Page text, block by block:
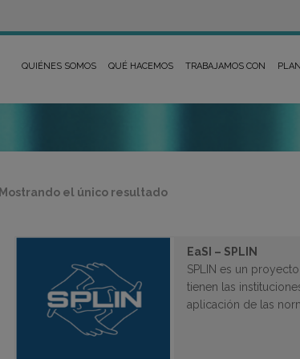
QUIÉNES SOMOS QUÉ HACEMOS TRABAJAMOS CON
Mostrando el único resultado
EaSI – SPLIN
SPLIN es un
tienen las
aplicación de las